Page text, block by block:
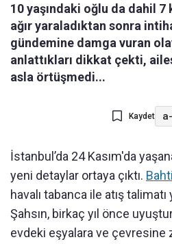
10 yaşındaki oğlu da dahil
ağır yaraladıktan sonra
gündemine damga vuran
anlattıkları dikkat çekti,
asla örtüşmedi...
Kaydet a-
İstanbul’da 24 Kasım'da
yeni detaylar ortaya çıktı.
havalı tabanca ile atış
Şahsın, birkaç yıl önce
evdeki eşyalara ve çevresine